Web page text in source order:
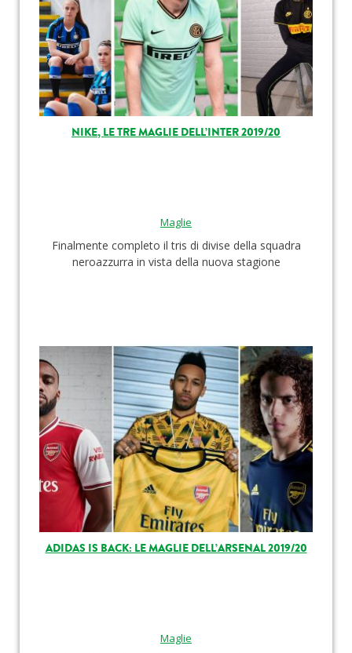
NIKE, LE TRE MAGLIE DELL’INTER 2019/20
Maglie
Finalmente completo il tris di divise della squadra
neroazzurra in vista della nuova stagione
ADIDAS IS BACK: LE MAGLIE DELL’ARSENAL 2019/20
Maglie